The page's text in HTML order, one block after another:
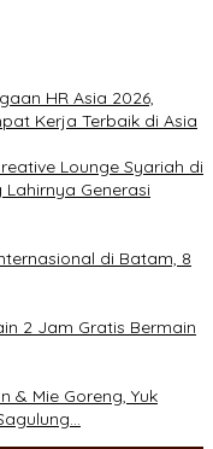
HR Asia 2026,
Kerja Terbaik di Asia
Lounge Syariah di
Generasi
di Batam, 8
2 Jam Gratis Bermain
& Mie Goreng, Yuk